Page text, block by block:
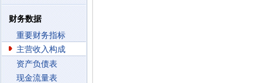
财务数据
重要财务指标
主营收入构成
资产负债表
现金流量表